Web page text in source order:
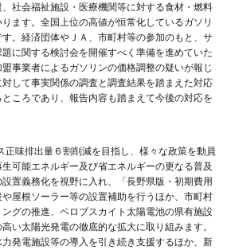
社会福祉施設・医療機関等に対する食材・燃料
ます。全国上位の高値が恒常化しているガソリ
。経済団体やＪＡ、市町村等の参加のもと、サ
に関する検討会を開催すべく準備を進めていた
事業者によるガソリンの価格調整の疑いが報じ
して事実関係の調査と調査結果を踏まえた対応
ころであり、報告内容も踏まえて今後の対応を
味排出量６割削減を目指し、様々な政策を動員
可能エネルギー及び省エネルギーの更なる普及
置義務化を視野に入れ、「長野県版・初期費用
屋根ソーラー等の設置補助を行うほか、市町村
グの推進、ペロブスカイト太陽電池の県有施設
い太陽光発電の徹底的な拡大に取り組みます。
発電施設等の導入を引き続き支援するほか、新